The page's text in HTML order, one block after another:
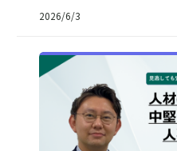
2026/6/3